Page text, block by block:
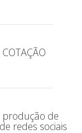
de
redes sociais